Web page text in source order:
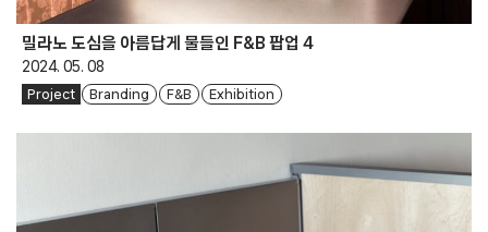
밀라노 도심을 아름답게 물들인 F&B 팝업 4
2024. 05. 08
Project Branding F&B Exhibition